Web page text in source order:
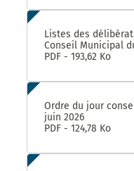
Listes des
Conseil Municipal
PDF - 193,62 Ko
Ordre du jour
juin 2026
PDF - 124,78 Ko